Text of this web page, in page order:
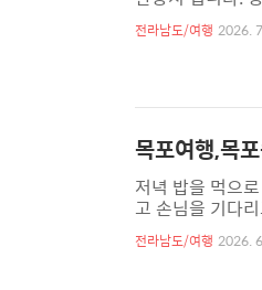
섬은 천사대교
군요. 양파는 수
전라남도/여행 2026.
목포여행,목
저녁 밥을 먹으
고 손님을 기다
식욕을 돋굴만한
시장이 활기를
전라남도/여행 2026.